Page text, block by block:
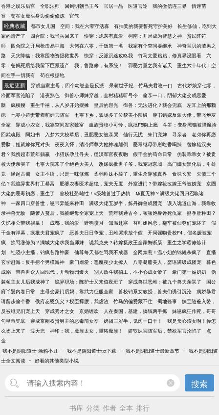
香港之娱乐后宫
全职法师 回到明朝当王爷 官居一品 医道官途 我的微信连三界
情迷苗
寨
苟在女魔头身边偷偷修炼 官气
经典收藏 都市女儿国 空间：我在六零守活寡 有抽奖的我要誓死守护美好
长生修仙，吃到大
家的遗产了
四合院：我当兵回来了 快穿：炮灰有真爱 柯南：开局成为智慧之神
贫民阵符
师
四合院之开局枪击易中海 大佬在六零，干饭第一名 我家有个空间要继承
神奇宝贝的渣男之
路
天灾降临：我靠囤物资拯救世界 快穿：反派沉迷攻略我 竹马太爱贴贴，修真界没眼看
六
零：爸妈死后给我留下巨额遗产
我，鲁路修，有系统！ 邪恶力量之我有诸天
重生六十年代：空
间在手一切我有
苟在根据地
最近更新 穿成当家主母，四个幼崽全是反派 呆萌世子妃：竹马夫君咬一口
古代娇娘穿七零，
冷面军官沦陷了
港夜熟色 御兽小师妹穿越，全村猪猪听号令
偷亲一口，阴郁大佬变成恋爱
脑
疯柳腰 重生千禧，从八岁开始摆摊 皇后的容光 御兽：无法进化？我会兜底
左耳上的那颗
痣
七零小娇妻带着萌娃去随军 七零下乡，农场多了位貌美小辣椒
穿书错嫁反派大佬，带飞炮灰
全家
穿成小农女，我靠空间发家致富 血族贵校小可怜，疯批F5吻上瘾
斗罗：变身黑猫被降魔捡
回武魂殿
阿姐书 入梦六大校草后，丑肥恶女被亲哭 仙行无忧 朱门宠婢 寻亲者
老弟你再恋
爱脑，姐就嫁你死对头
夜夜入怀，清冷师尊为她神魂颠倒 恶毒继母带崽吃香喝辣
替嫁糙汉夫
君？我携超市荒年躺赢
小猫妖孕肚寻夫，糙汉军官夜夜吻 假千金的苟命日常
伪装乖乖女？被贵
校大佬亲哭了
七零大院来了个绝色大美人 改嫁疯批世子爷，我宠冠京城
高门嫡女黑化后，引雄
竞
缘起古蜀 女主不语，只是一味修炼 柔弱师妹不舔了，重生杀穿修真界 食味长安
欠债三个
亿？我诡异世界打工暴富
肥婆农妻医术超绝，宠夫无度 外室进门？带嫁妆改嫁王爷被娇宠
京圈
大佬的恶毒初恋，重生了
兽校社恐雌性！s级雄兽过于热情
华夏无神？满级大佬回归召唤诸
神
一家四口穿兽世，崽带异能来种田 满级大佬五岁半，炼丹御兽成团宠
误入诡道山海，我靠收
录神兽无敌
随爹入赘后，我被继母全家宠上天 荒年我通古今，顿顿饱餐馋死仇家
挺孕肚种田？
失忆相公带我躺赢！
成都，我的爱 野狗咬月 知温赴寒 替师姐网恋，翻车被仙尊们宠坏了
假
千金有弹幕，疯批夫君宠疯了
恶兽夫日日争宠，丑雌哭求放个假
开局强吻贵校F4，假名媛被宠
疯
挨骂涨修为？满城大佬求我当师妹 说我克夫？转嫁摄政王全家悔断肠
重生之学霸修炼计
划
社恐小主播，钓疯各路神豪 仙尊每天都在骂我不成器 全网禁惹！温小姐的锦鲤杀疯了
直播
玄学赶海：反手捞个男模海神
豪门虐爱：恶魔夜少太撩人 八零凝脂美人，婴语满级成团宠
暮色
成溺
带兽世众人回现代，开动物园爆火 别人政斗我招工，不小心成女帝了 豪门第一姑奶奶
伪
装领主女儿后我成神了
诡异职场：陈护士又来值夜班了 穿成兽世恶雌：被九个兽夫亲哭了
国公
府丫鬟内卷日常
主母变豪门后妈，靠武力征服全家 兽校钓系女教授，兽夫们诱引沉沦
病娇暴君
请留步偷个香
侯府忘恩负义？权臣撑腰，我虐渣 竹马的偏爱藏不住 蜀地酱事
妹宝随爸入赘，
反被继兄们宠上天
穿成秀才之女 京婚缠欢 人在秦国，基建，搞钱两手抓
妹崽疯狂作死，哥哥
勾皇帝兜底
穿成京圈权贵男主的恶毒前女友 奶团三岁半，鬼肉一口干！
我是负心渣女啊！你怎
么吻上来了
渡天光 神印：我，魔族太女，重铸魔族！ 娇软妹宝随军后，禁欲军官沦陷了
点
金
我不是阴阳道士 涂鸦小丑 - 我不是阴阳道士txt下载 - 我不是阴阳道士最新章节 - 我不是阴阳道
士全文阅读 - 好看的其他类型小说
搜索
书库 分类 作者 全本 排行